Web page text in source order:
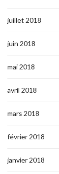
juillet 2018
juin 2018
mai 2018
avril 2018
mars 2018
février 2018
janvier 2018